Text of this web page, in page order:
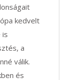
kedvelt
is
a
válik.
és